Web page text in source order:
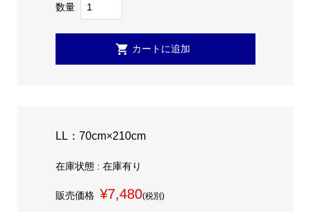
数量
LL：70cm×210cm
在庫状態 : 在庫有り
販売価格 ¥7,480(税別)